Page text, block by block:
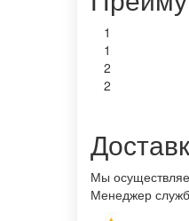
1
1
2
2
Мы
Менеджер